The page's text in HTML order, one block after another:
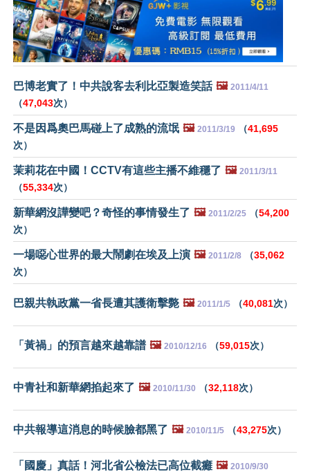
巴博老實了！中共說客去利比亞製造笑話 🖼️ 2011/4/11
（47,043次）
不是因爲奧巴馬碰上了成熟的流氓 🖼️ 2011/3/19 （41,695
次）
茉莉花在中國！CCTV有這些主播不維穩了 🖼️ 2011/3/11
（55,334次）
新華網沒譁變吧？奇怪的事情發生了 🖼️ 2011/2/25 （54,200
次）
一場噁心世界的最大鬧劇在埃及上演 🖼️ 2011/2/8 （35,062
次）
巴親共執政黨一省長遭其護衛擊斃 🖼️ 2011/1/5 （40,081次）
「黃禍」的預言越來越靠譜 🖼️ 2010/12/16 （59,015次）
中青社和新華網掐起來了 🖼️ 2010/11/30 （32,118次）
中共報導這消息的時候臉都黑了 🖼️ 2010/11/5 （43,275次）
「國慶」真話！河北省公檢法已高位截癱 🖼️ 2010/9/30